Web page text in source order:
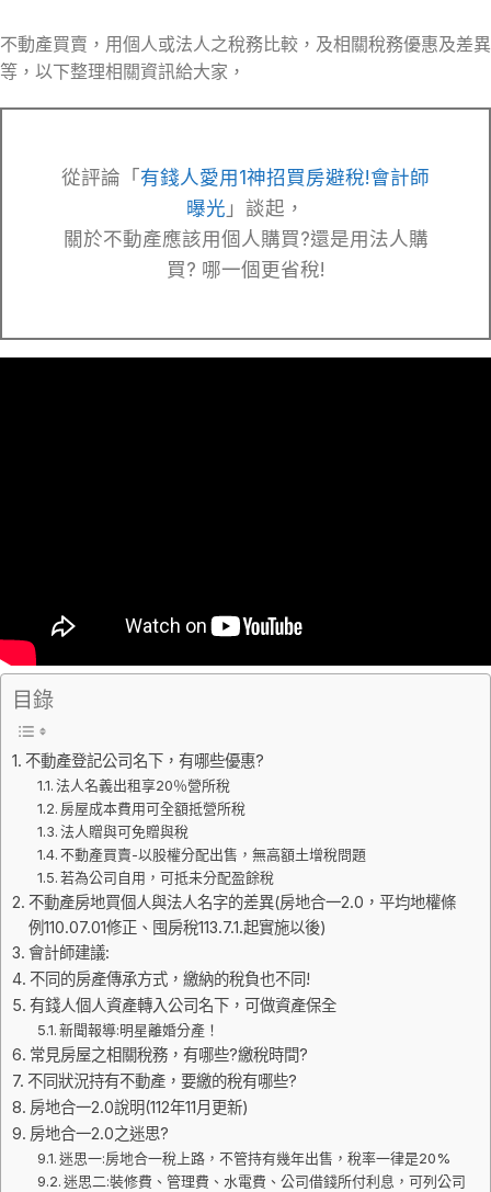
不動產買賣，用個人或法人之稅務比較，及相關稅務優惠及差異
等，以下整理相關資訊給大家，
從評論「有錢人愛用1神招買房避稅!會計師
曝光 」談起，
關於不動產應該用個人購買?還是用法人購
買? 哪一個更省稅!
目錄
不動產登記公司名下，有哪些優惠?
法人名義出租享20％營所稅
房屋成本費用可全額抵營所稅
法人贈與可免贈與稅
不動產買賣-以股權分配出售，無高額土增稅問題
若為公司自用，可抵未分配盈餘稅
不動產房地買個人與法人名字的差異(房地合一2.0，平均地權條
例110.07.01修正、囤房稅113.7.1.起實施以後)
會計師建議:
不同的房產傳承方式，繳納的稅負也不同!
有錢人個人資產轉入公司名下，可做資產保全
新聞報導:明星離婚分產！
常見房屋之相關稅務，有哪些?繳稅時間?
不同狀況持有不動產，要繳的稅有哪些?
房地合一2.0說明(112年11月更新)
房地合一2.0之迷思?
迷思一:房地合一稅上路，不管持有幾年出售，稅率一律是20%
迷思二:裝修費、管理費、水電費、公司借錢所付利息，可列公司